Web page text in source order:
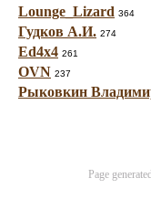
Lounge_Lizard 364
Гудков А.И. 274
Ed4x4 261
OVN 237
Рыковкин
Page